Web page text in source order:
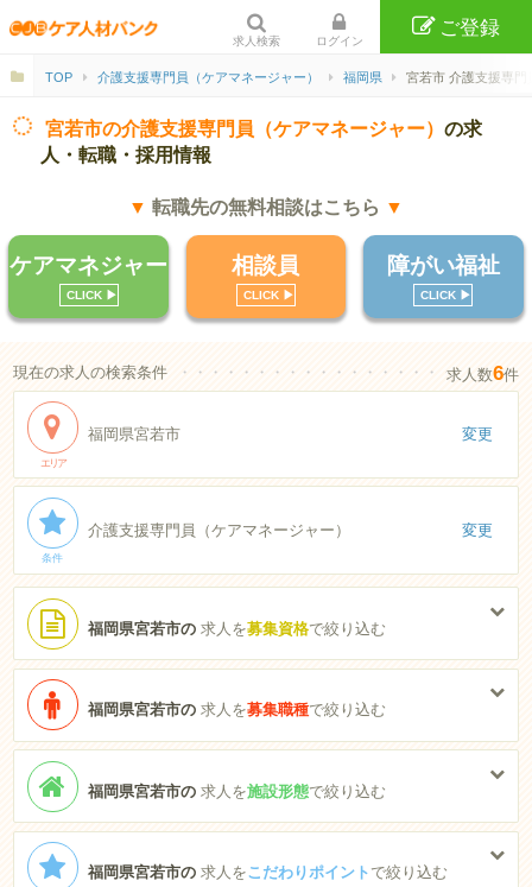
求人検索 ログイン
ご登録
TOP 介護支援専門員（ケアマネージャー） 福岡県 宮若市 介護支援専
宮若市の介護支援専門員（ケアマネージャー）の求
人・転職・採用情報
▼ 転職先の無料相談はこちら ▼
ケアマネジャー
CLICK ▶︎
相談員
CLICK ▶︎
障がい福祉
CLICK ▶︎
現在の求人の検索条件 ・・・・・・・・・・・・・・・・・・・・・・
求人数6件
エリア
福岡県宮若市 変更
条件
介護支援専門員（ケアマネージャー） 変更
福岡県宮若市の求人を募集資格で絞り込む
福岡県宮若市の求人を募集職種で絞り込む
福岡県宮若市の求人を施設形態で絞り込む
福岡県宮若市の求人をこだわりポイント で絞り込む